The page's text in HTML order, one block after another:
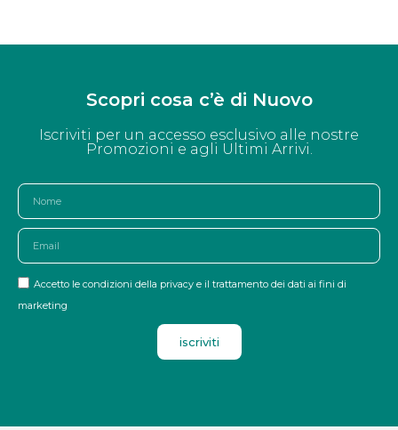
Scopri cosa c’è di Nuovo
Iscriviti per un accesso esclusivo alle nostre
Promozioni e agli Ultimi Arrivi.
Accetto le condizioni della privacy e il trattamento dei dati ai fini di
marketing
iscriviti